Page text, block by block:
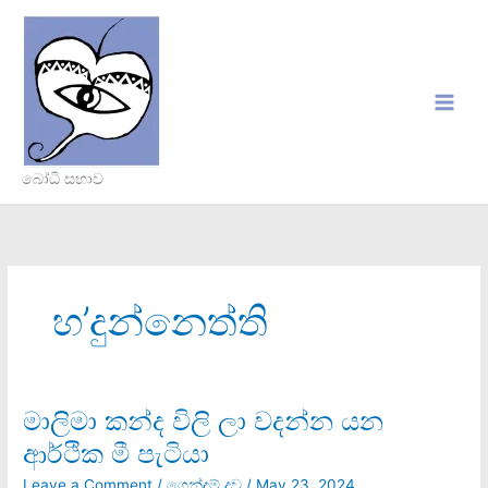
content
බෝධි සභාව
හ’දුන්නෙත්ති
මාලිමා කන්ද විලි ලා වදන්න යන
ආර්ථික මී පැටියා
මාලිමා
කන්ද
විලි
ලා